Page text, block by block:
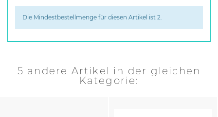
Die Mindestbestellmenge für diesen Artikel ist 2.
5 andere Artikel in der gleichen
Kategorie: